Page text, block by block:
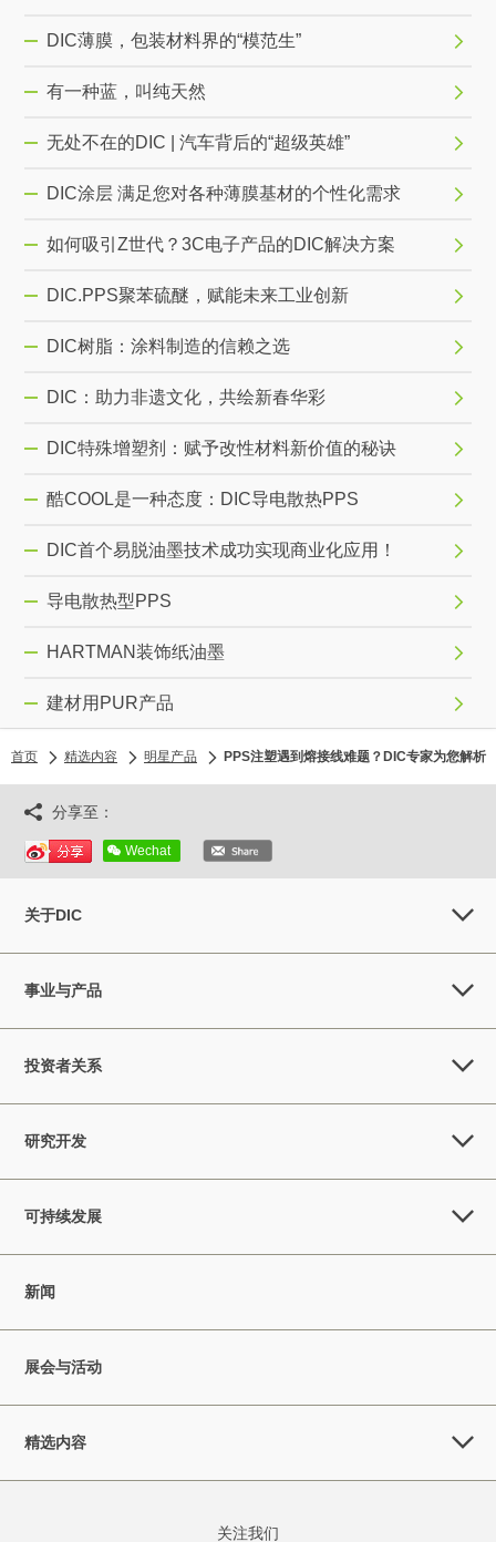
DIC薄膜，包装材料界的“模范生”
有一种蓝，叫纯天然
无处不在的DIC | 汽车背后的“超级英雄”
DIC涂层 满足您对各种薄膜基材的个性化需求
如何吸引Z世代？3C电子产品的DIC解决方案
DIC.PPS聚苯硫醚，赋能未来工业创新
DIC树脂：涂料制造的信赖之选
DIC：助力非遗文化，共绘新春华彩
DIC特殊增塑剂：赋予改性材料新价值的秘诀
酷COOL是一种态度：DIC导电散热PPS
DIC首个易脱油墨技术成功实现商业化应用！
导电散热型PPS
HARTMAN装饰纸油墨
建材用PUR产品
首页 精选内容 明星产品 PPS注塑遇到熔接线难题？DIC专家为您解析
分享至：
Wechat
关于DIC
事业与产品
投资者关系
研究开发
可持续发展
新闻
展会与活动
精选内容
关注我们